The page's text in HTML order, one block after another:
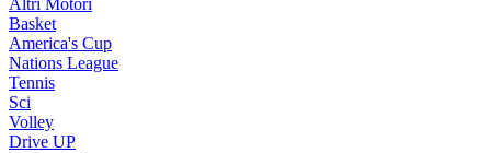
Altri Motori
Basket
America's Cup
Nations League
Tennis
Sci
Volley
Drive UP